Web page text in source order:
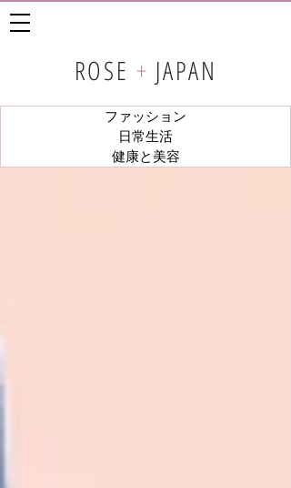
ROSE + JAPAN
ファッション
日常生活
健康と美容